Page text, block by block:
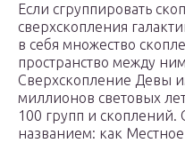
Если сгруппировать
сверхскопления
в себя множество
пространство между
Сверхскопление Девы
миллионов световых
100 групп и скоплений.
названием: как